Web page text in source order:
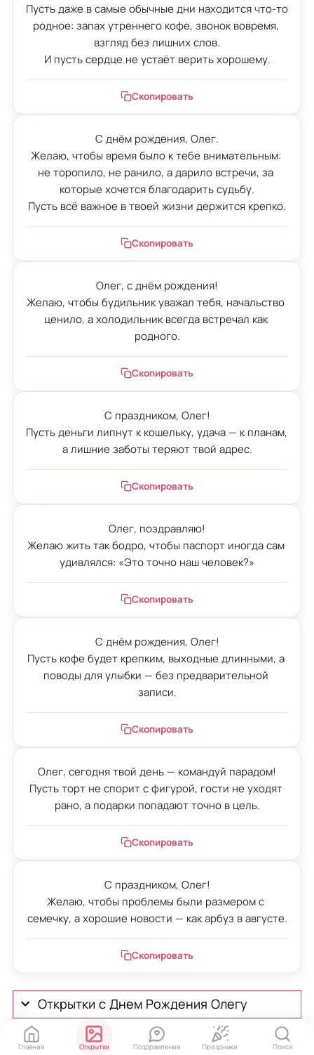
Пусть даже в самые обычные дни находится что-то
родное: запах утреннего кофе, звонок вовремя,
взгляд без лишних слов.
И пусть сердце не устаёт верить хорошему.
Скопировать
С днём рождения, Олег.
Желаю, чтобы время было к тебе внимательным:
не торопило, не ранило, а дарило встречи, за
которые хочется благодарить судьбу.
Пусть всё важное в твоей жизни держится крепко.
Скопировать
Олег, с днём рождения!
Желаю, чтобы будильник уважал тебя, начальство
ценило, а холодильник всегда встречал как
родного.
Скопировать
С праздником, Олег!
Пусть деньги липнут к кошельку, удача — к планам,
а лишние заботы теряют твой адрес.
Скопировать
Олег, поздравляю!
Желаю жить так бодро, чтобы паспорт иногда сам
удивлялся: «Это точно наш человек?»
Скопировать
С днём рождения, Олег!
Пусть кофе будет крепким, выходные длинными, а
поводы для улыбки — без предварительной
записи.
Скопировать
Олег, сегодня твой день — командуй парадом!
Пусть торт не спорит с фигурой, гости не уходят
рано, а подарки попадают точно в цель.
Скопировать
С праздником, Олег!
Желаю, чтобы проблемы были размером с
семечку, а хорошие новости — как арбуз в августе.
Скопировать
Открытки с Днем Рождения Олегу
Частые вопросы
Главная Открытки Поздравления Праздники Поиск